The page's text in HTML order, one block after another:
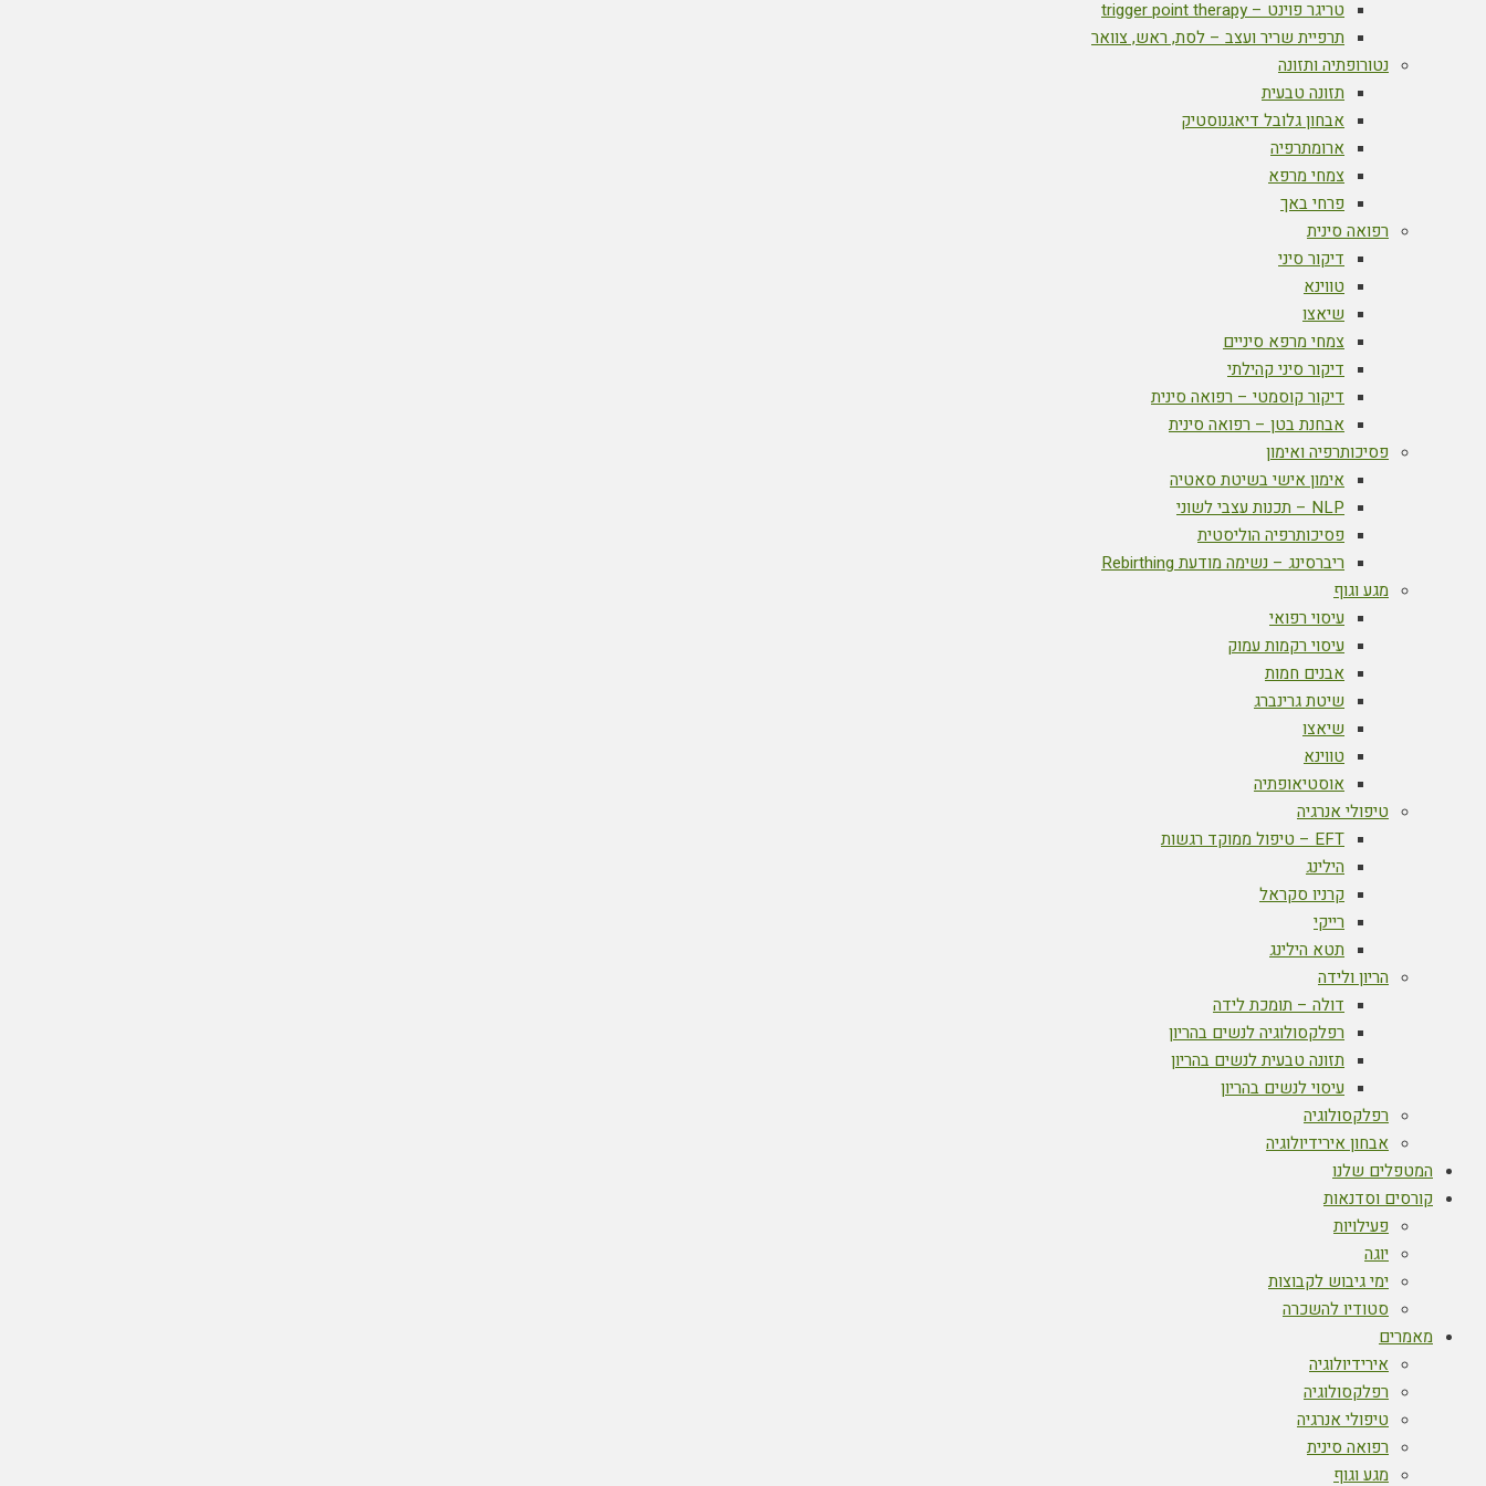
טריגר פוינט – trigger point therapy
תרפיית שריר ועצב – לסת, ראש, צוואר
נטורופתיה ותזונה
תזונה טבעית
אבחון גלובל דיאגנוסטיק
ארומתרפיה
צמחי מרפא
פרחי באך
רפואה סינית
דיקור סיני
טווינא
שיאצו
צמחי מרפא סיניים
דיקור סיני קהילתי
דיקור קוסמטי – רפואה סינית
אבחנת בטן – רפואה סינית
פסיכותרפיה ואימון
אימון אישי בשיטת סאטיה
NLP – תכנות עצבי לשוני
פסיכותרפיה הוליסטית
ריברסינג – נשימה מודעת Rebirthing
מגע וגוף
עיסוי רפואי
עיסוי רקמות עמוק
אבנים חמות
שיטת גרינברג
שיאצו
טווינא
אוסטיאופתיה
טיפולי אנרגיה
EFT – טיפול ממוקד רגשות
הילינג
קרניו סקראל
רייקי
תטא הילינג
הריון ולידה
דולה – תומכת לידה
רפלקסולוגיה לנשים בהריון
תזונה טבעית לנשים בהריון
עיסוי לנשים בהריון
רפלקסולוגיה
אבחון אירידיולוגיה
המטפלים שלנו
קורסים וסדנאות
פעילויות
יוגה
ימי גיבוש לקבוצות
סטודיו להשכרה
מאמרים
אירידיולוגיה
רפלקסולוגיה
טיפולי אנרגיה
רפואה סינית
מגע וגוף